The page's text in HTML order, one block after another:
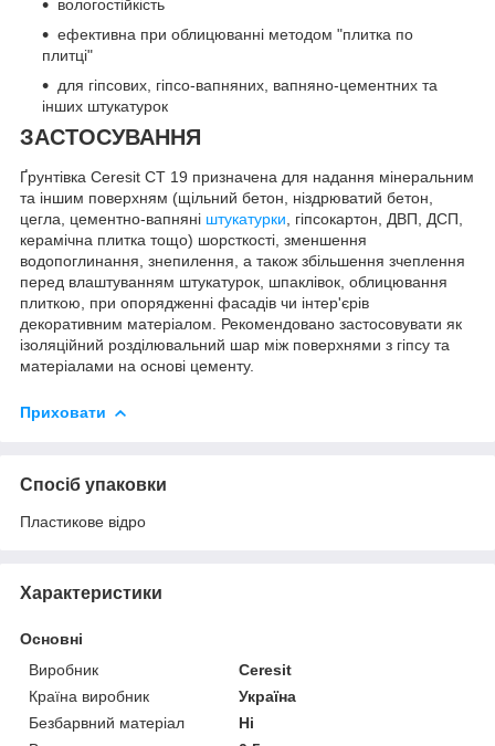
вологостійкість
ефективна при облицюванні методом "плитка по
плитці"
для гіпсових, гіпсо-вапняних, вапняно-цементних та
інших штукатурок
ЗАСТОСУВАННЯ
Ґрунтівка Ceresit CT 19 призначена для надання мінеральним
та іншим поверхням (щільний бетон, ніздрюватий бетон,
цегла, цементно-вапняні штукатурки , гіпсокартон, ДВП, ДСП,
керамічна плитка тощо) шорсткості, зменшення
водопоглинання, знепилення, а також збільшення зчеплення
перед влаштуванням штукатурок, шпаклівок, облицювання
плиткою, при опорядженні фасадів чи інтер'єрів
декоративним матеріалом. Рекомендовано застосовувати як
ізоляційний розділювальний шар між поверхнями з гіпсу та
матеріалами на основі цементу.
Приховати
Спосіб упаковки
Пластикове відро
Характеристики
Основні
Виробник
Ceresit
Країна виробник
Україна
Безбарвний матеріал
Ні